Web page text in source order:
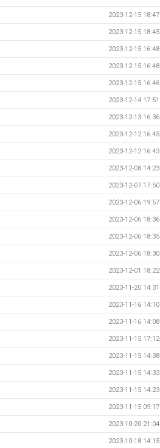
2023-12-15 18:47
2023-12-15 18:45
2023-12-15 16:48
2023-12-15 16:48
2023-12-15 16:46
2023-12-14 17:51
2023-12-13 16:36
2023-12-12 16:45
2023-12-12 16:43
2023-12-08 14:23
2023-12-07 17:50
2023-12-06 19:57
2023-12-06 18:36
2023-12-06 18:35
2023-12-06 18:30
2023-12-01 18:22
2023-11-20 14:31
2023-11-16 14:10
2023-11-16 14:08
2023-11-15 17:12
2023-11-15 14:38
2023-11-15 14:33
2023-11-15 14:23
2023-11-15 09:17
2023-10-20 21:04
2023-10-18 14:15